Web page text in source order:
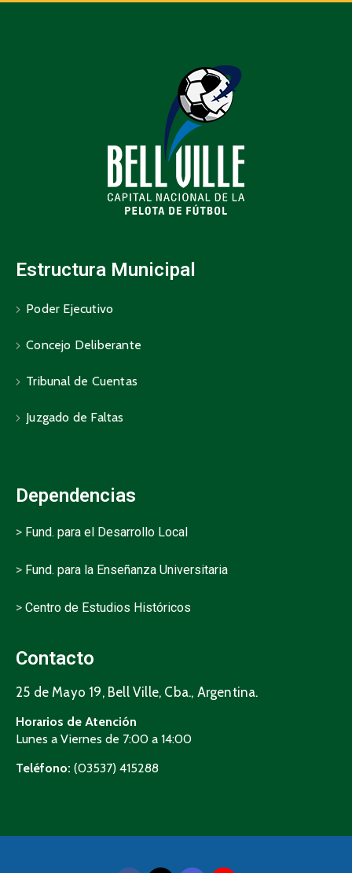
Estructura Municipal
Poder Ejecutivo
Concejo Deliberante
Tribunal de Cuentas
Juzgado de Faltas
Dependencias
> Fund. para el Desarrollo Local
> Fund. para la Enseñanza Universitaria
> Centro de Estudios Históricos
Contacto
25 de Mayo 19, Bell Ville, Cba., Argentina.
Horarios de Atención
Lunes a Viernes de 7:00 a 14:00
Teléfono: (03537) 415288